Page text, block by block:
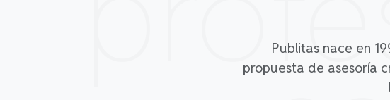
Publitas nace en
propuesta de asesoría